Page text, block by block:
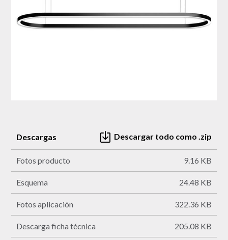
Descargas Descargar todo como .zip
Fotos producto 9.16 KB
Esquema 24.48 KB
Fotos aplicación 322.36 KB
Descarga ficha técnica 205.08 KB